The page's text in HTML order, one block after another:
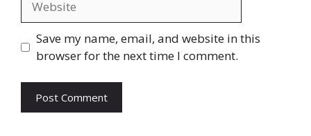
Save my name, email, and website in this
browser for the next time I comment.